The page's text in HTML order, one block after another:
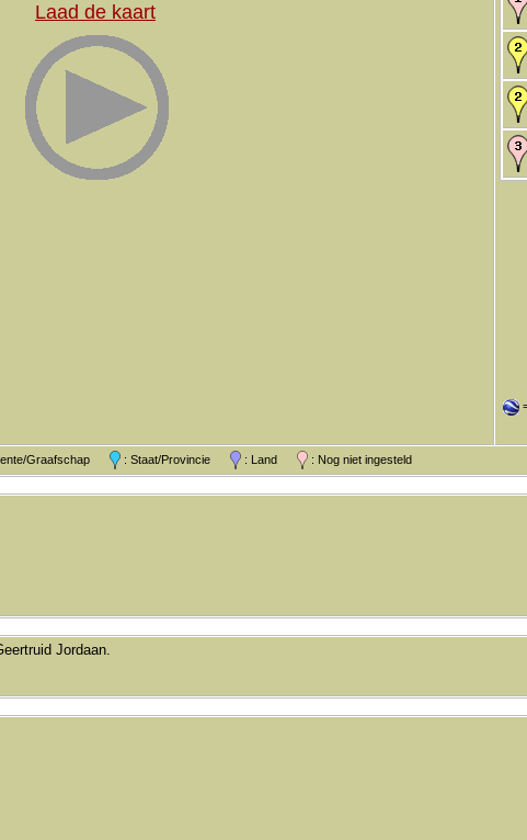
Laad de kaart
Graafschap : Staat/Provincie : Land : Nog niet ingesteld
Jordaan.